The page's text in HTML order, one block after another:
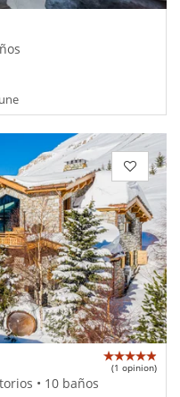
(1 opinion)
• 10 baños